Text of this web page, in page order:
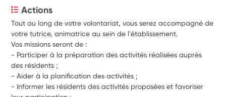
Actions
Tout au long de votre volontariat, vous serez accompagné de
votre tutrice, animatrice au sein de l'établissement.
Vos missions seront de :
- Participer à la préparation des activités réalisées auprès
des résidents ;
- Aider à la planification des activités ;
- Informer les résidents des activités proposées et favoriser